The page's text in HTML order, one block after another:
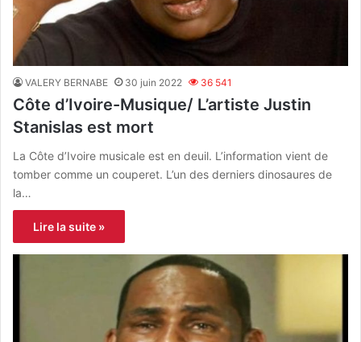
VALERY BERNABE 30 juin 2022 36 541
Côte d’Ivoire-Musique/ L’artiste Justin
Stanislas est mort
La Côte d’Ivoire musicale est en deuil. L’information vient de
tomber comme un couperet. L’un des derniers dinosaures de
la…
Lire la suite »